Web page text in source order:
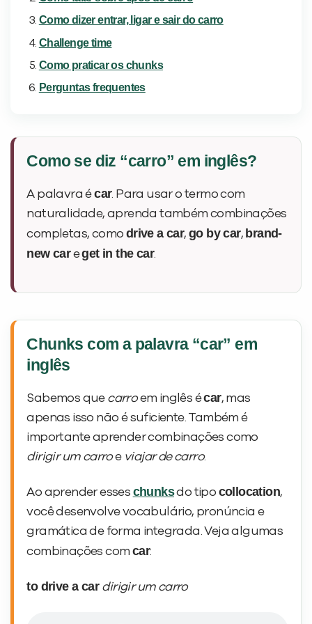
Como dizer entrar, ligar e sair do carro
Challenge time
Como praticar os chunks
Perguntas frequentes
Como se diz “carro” em inglês?
A palavra écar. Para usar o termo com
naturalidade, aprenda também combinações
completas, como drive a car,go by car, brand-
new careget in the car.
Chunks com a palavra “car” em
inglês
Sabemos que carroem inglês écar, mas
apenas isso não é suficiente. Também é
importante aprender combinações como
dirigir um carroe viajar de carro.
Ao aprender esses chunksdo tipo collocation,
você desenvolve vocabulário, pronúncia e
gramática de forma integrada. Veja algumas
combinações com car:
to drive a car dirigir um carro